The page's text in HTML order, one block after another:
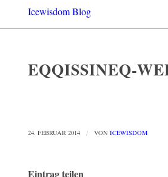
Icewisdom Blog
EQQISSINEQ-
24. FEBRUAR 2014 / VON ICEWISDOM
Eintrag teilen